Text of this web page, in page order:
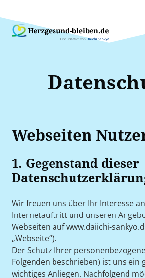
Webseiten
1. Gegenstand dieser
Wir freuen uns über Ihr Interesse
Internetauftritt und unseren
Webseiten auf www.daiichi-
„Webseite“).
Der Schutz Ihrer
Folgenden beschrieben) ist uns ein
wichtiges Anliegen. Nachfolgend